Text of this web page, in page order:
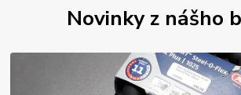
Novinky z nášho